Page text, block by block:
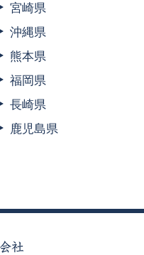
宮崎県
沖縄県
熊本県
福岡県
長崎県
鹿児島県